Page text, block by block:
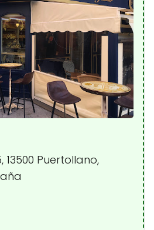
13500 Puertollano,